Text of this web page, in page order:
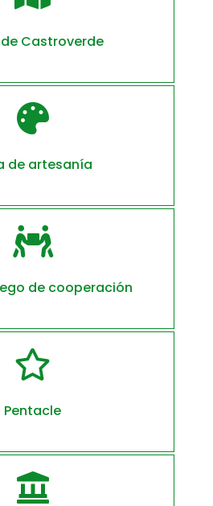
Castroverde

de artesanía

de cooperación

Pentacle
